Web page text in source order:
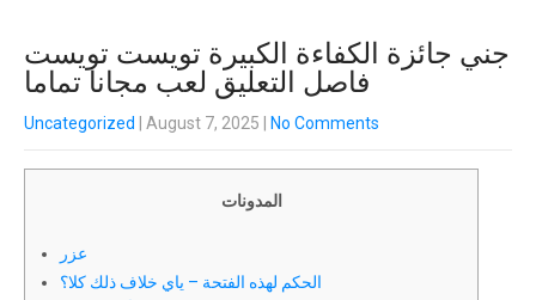
جني جائزة الكفاءة الكبيرة تويست تويست
فاصل التعليق لعب مجانا تماما
Uncategorized | August 7, 2025 No Comments
المدونات
عزر
الحكم لهذه الفتحة – ياي خلاف ذلك كلا؟